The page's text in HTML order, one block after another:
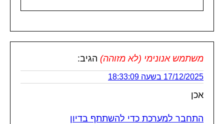
משתמש אנונימי (לא מזוהה) הגיב:
17/12/2025 בשעה 18:33:09
אכן
התחבר למערכת כדי להשתתף בדיון